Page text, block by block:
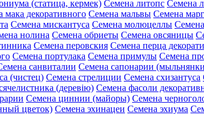
(статица, кермек) Семена литопс Семена
мака декоративного Семена мальвы Семена
Семена мискантуса Семена молюцеллы
нолина Семена обриеты Семена овсяницы
Семена перовския Семена перца
Семена портулака Семена примулы Семена
санвиталии Семена сапонарии
(чистец) Семена стрелиции Семена схизантуса
(деревію) Семена фасоли
Семена циннии (майоры) Семена
цветок) Семена эхинацеи Семена эхиума